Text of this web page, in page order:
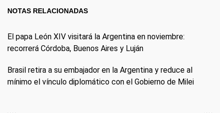
NOTAS RELACIONADAS
El papa León XIV visitará la Argentina en noviembre:
recorrerá Córdoba, Buenos Aires y Luján
Brasil retira a su embajador en la Argentina y reduce al
mínimo el vínculo diplomático con el Gobierno de Milei